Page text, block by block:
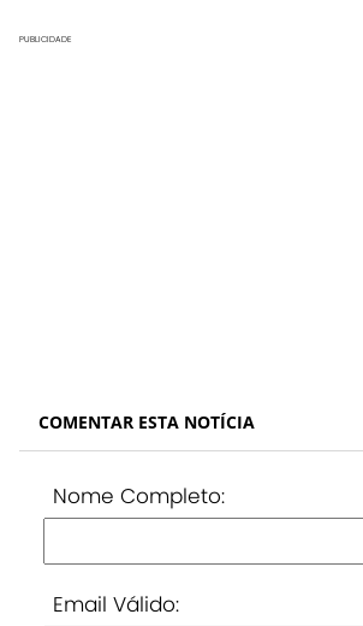
PUBLICIDADE
COMENTAR ESTA NOTÍCIA
Nome Completo:
Email Válido: